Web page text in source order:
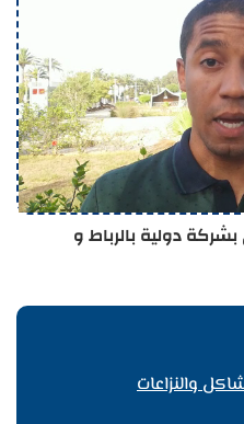
دولية بالرباط و
والنزاعات